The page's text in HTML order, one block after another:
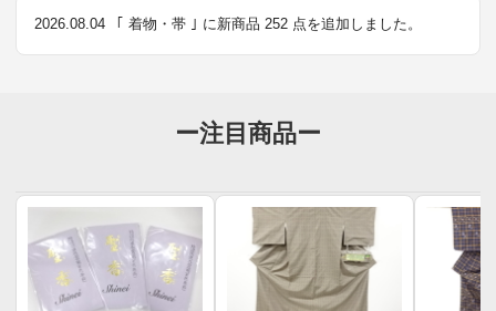
2026.08.04 ｢ 着物・帯 ｣ に新商品 252 点を追加しました。
ー注目商品ー